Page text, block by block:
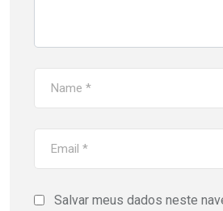
Salvar meus dados neste